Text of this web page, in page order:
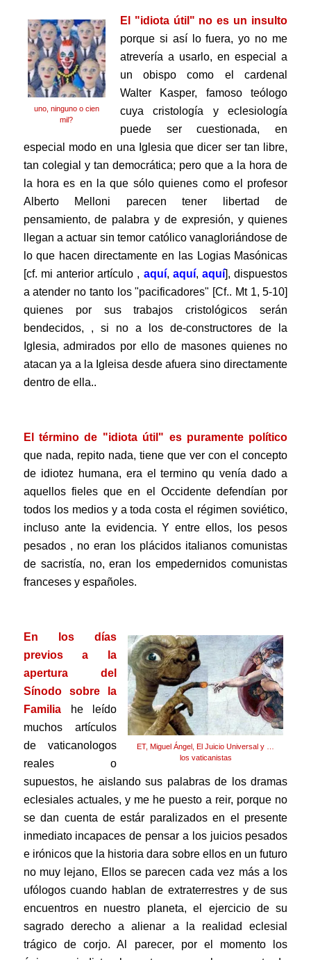
uno, ninguno o cien
mil?
El "idiota útil" no es un insulto
porque si así lo fuera, yo no me
atrevería a usarlo, en especial a
un obispo como el cardenal
Walter Kasper, famoso teólogo
cuya cristología y eclesiología
puede ser cuestionada, en
especial modo en una Iglesia que dicer ser tan libre,
tan colegial y tan democrática; pero que a la hora de
la hora es en la que sólo quienes como el profesor
Alberto Melloni parecen tener libertad de
pensamiento, de palabra y de expresión, y quienes
llegan a actuar sin temor católico vanagloriándose de
lo que hacen directamente en las Logias Masónicas
[cf. mi anterior artículo , aquí, aquí,aquí],dispuestos
a atender no tanto los "pacificadores" [Cf.. Mt 1, 5-10]
quienes por sus trabajos cristológicos serán
bendecidos, , si no a los de-constructores de la
Iglesia, admirados por ello de masones quienes no
atacan ya a la Igleisa desde afuera sino directamente
dentro de ella..
El término de "idiota útil" es puramente político
que nada, repito nada, tiene que ver con el concepto
de idiotez humana, era el termino qu venía dado a
aquellos fieles que en el Occidente defendían por
todos los medios y a toda costa el régimen soviético,
incluso ante la evidencia. Y entre ellos, los pesos
pesados , no eran los plácidos italianos comunistas
de sacristía, no, eran los empedernidos comunistas
franceses y españoles.
ET, Miguel Ángel, El Juicio Universal y …
los vaticanistas
En los días
previos a la
apertura del
Sínodo sobre la
Familia
he leído
muchos artículos
de vaticanologos
reales o
supuestos, he aislando sus palabras de los dramas
eclesiales actuales, y me he puesto a reir, porque no
se dan cuenta de estár paralizados en el presente
inmediato incapaces de pensar a los juicios pesados
e irónicos que la historia dara sobre ellos en un futuro
no muy lejano, Ellos se parecen cada vez más a los
ufólogos cuando hablan de extraterrestres y de sus
encuentros en nuestro planeta, el ejercicio de su
sagrado derecho a alienar a la realidad eclesial
trágico de corjo.Al parecer, por el momento los